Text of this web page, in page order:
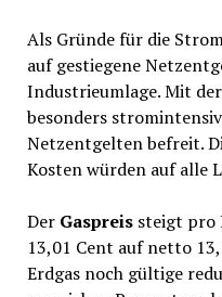
Als Gründe für die
auf gestiegene
Industrieumlage. Mit
besonders
Netzentgelten befreit.
Kosten würden auf alle
Der Gaspreis steigt pro
13,01 Cent auf netto
Erdgas noch gültige